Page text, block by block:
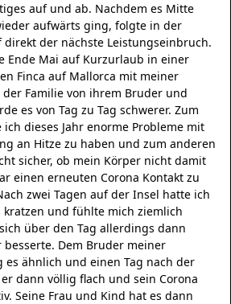
auf und ab. Nachdem es Mitte
aufwärts ging, folgte in der
direkt der nächste Leistungseinbruch.
Ende Mai auf Kurzurlaub in einer
Finca auf Mallorca mit meiner
Familie von ihrem Bruder und
es von Tag zu Tag schwerer. Zum
dieses Jahr enorme Probleme mit
an Hitze zu haben und zum anderen
sicher, ob mein Körper nicht damit
einen erneuten Corona Kontakt zu
zwei Tagen auf der Insel hatte ich
kratzen und fühlte mich ziemlich
über den Tag allerdings dann
Dem Bruder meiner
es ähnlich und einen Tag nach der
dann völlig flach und sein Corona
Seine Frau und Kind hat es dann